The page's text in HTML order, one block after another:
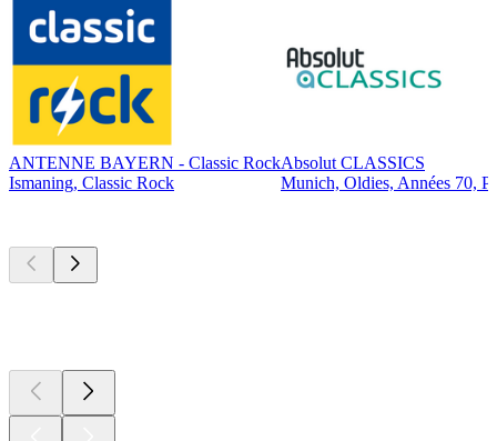
ANTENNE BAYERN - Classic Rock
Ismaning, Classic Rock
Absolut CLASSICS
Munich, Oldies, Années 70,